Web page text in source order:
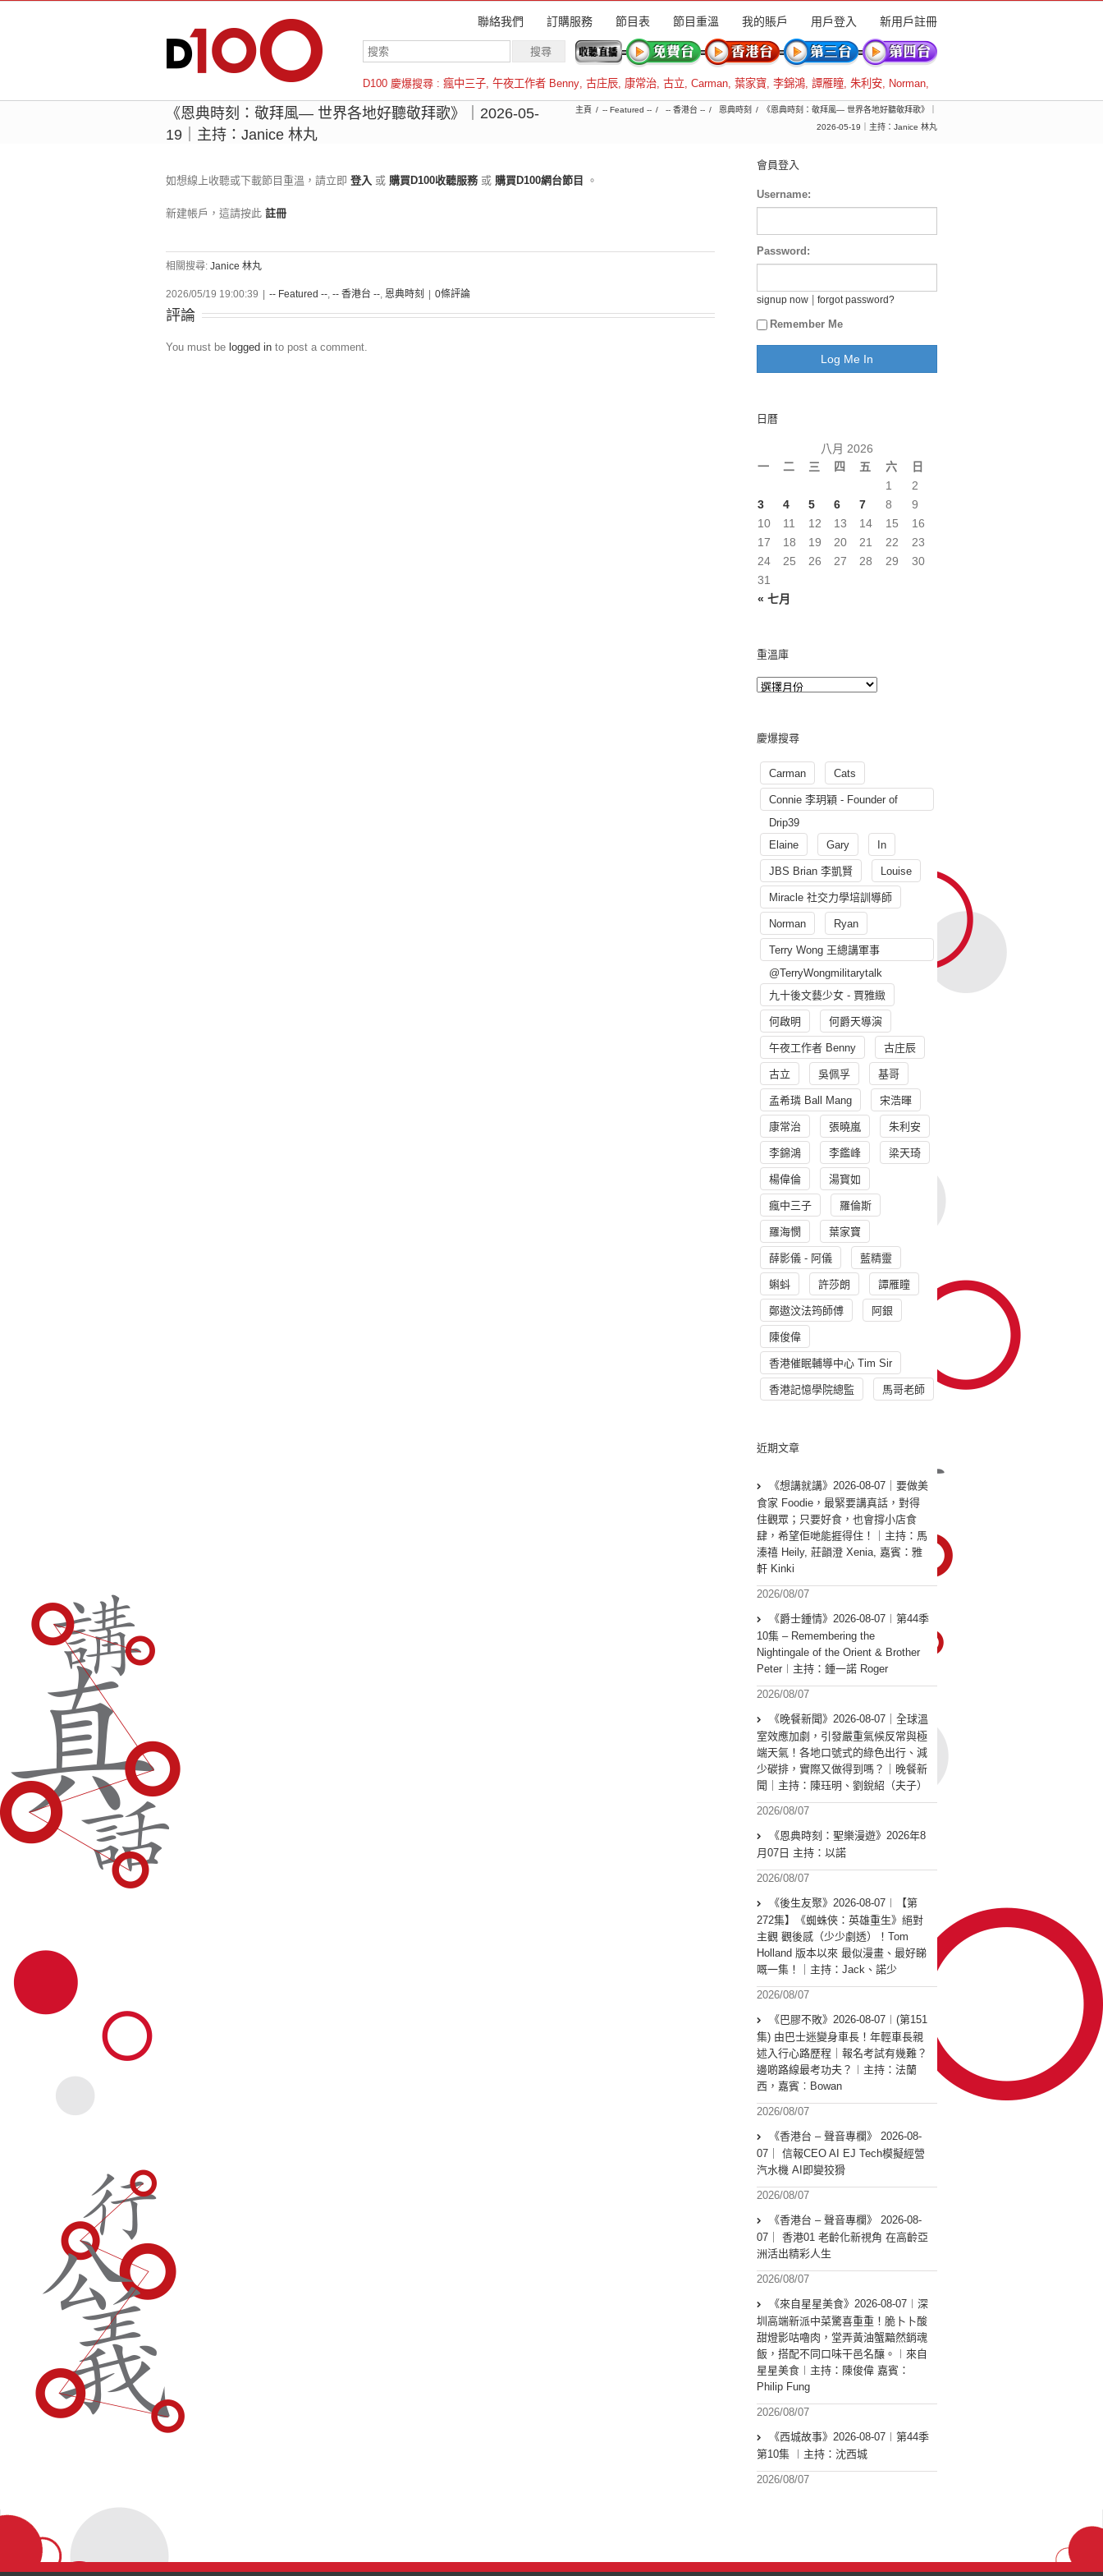
聯絡我們 訂購服務 節目表 節目重溫 我的賬戶 用戶登入 新用戶註冊
D100 慶爆搜尋 : 瘋中三子, 午夜工作者 Benny, 古庄辰, 康常治, 古立, Carman, 葉家寶, 李錦鴻, 譚雁瞳, 朱利安, Norman,
羅倫斯
《恩典時刻：敬拜風— 世界各地好聽敬拜歌》｜2026-05-
19｜主持：Janice 林丸
主頁 -- Featured -- -- 香港台 -- 恩典時刻
《恩典時刻：敬拜風— 世界各地好聽敬拜歌》｜
2026-05-19｜主持：Janice 林丸
如想線上收聽或下載節目重溫，請立即 登入 或 購買D100收聽服務 或 購買D100網台節目 。
新建帳戶，這請按此 註冊
相關搜尋: Janice 林丸
2026/05/19 19:00:39 -- Featured --, -- 香港台 --, 恩典時刻 0條評論
評論
You must be logged in to post a comment.
會員登入
Username:
Password:
signup now forgot password?
Remember Me
日曆
八月 2026
一
二 三 四 五 六 日
« 七月
1
2
3
4 5 6 7 8
9
10
11 12 13 14 15
16
17
18 19 20 21 22
23
24
25 26 27 28 29
30
31
重溫庫
慶爆搜尋
Carman Cats
Connie 李玥穎 - Founder of
Drip39
Elaine
Gary In
JBS Brian 李凱賢 Louise
Miracle 社交力學培訓導師
Norman Ryan
Terry Wong 王總講軍事
@TerryWongmilitarytalk
九十後文藝少女 - 賈雅緻
何啟明 何爵天導演
午夜工作者 Benny 古庄辰
古立 吳佩孚 基哥
孟希璘 Ball Mang 宋浩暉
康常治 張曉嵐 朱利安
李錦鴻 李鑑峰 梁天琦
楊偉倫 湯寳如
瘋中三子 羅倫斯
羅海憫 葉家寶
薛影儀 - 阿儀 藍精靈
蝌蚪 許莎朗 譚雁瞳
鄭遨汶法筠師傅 阿銀
陳俊偉
香港催眠輔導中心 Tim Sir
香港記憶學院總監 馬哥老師
近期文章
《想講就講》2026-08-07｜要做美
食家 Foodie，最緊要講真話，對得
住觀眾；只要好食，也會撐小店食
肆，希望佢哋能捱得住！｜主持：馬
溱禧 Heily, 莊韻澄 Xenia, 嘉賓：雅
軒 Kinki
2026/08/07
《爵士鍾情》2026-08-07︱第44季
10集 – Remembering the
Nightingale of the Orient & Brother
Peter︱主持：鍾一諾 Roger
2026/08/07
《晚餐新聞》2026-08-07｜全球溫
室效應加劇，引發嚴重氣候反常與極
端天氣！各地口號式的綠色出行、減
少碳排，實際又做得到嗎？｜晚餐新
聞｜主持：陳珏明、劉銳紹（夫子）
2026/08/07
《恩典時刻：聖樂漫遊》2026年8
月07日 主持：以諾
2026/08/07
《後生友聚》2026-08-07︱【第
272集】《蜘蛛俠：英雄重生》絕對
主觀 觀後感（少少劇透）！Tom
Holland 版本以來 最似漫畫、最好睇
嘅一集！｜主持：Jack、諾少
2026/08/07
《巴膠不敗》2026-08-07︱(第151
集) 由巴士迷變身車長！年輕車長親
述入行心路歷程｜報名考試有幾難？
邊啲路線最考功夫？︱主持：法蘭
西，嘉賓︰Bowan
2026/08/07
《香港台 – 聲音專欄》 2026-08-
07｜ 信報CEO AI EJ Tech模擬經營
汽水機 AI即變狡猾
2026/08/07
《香港台 – 聲音專欄》 2026-08-
07｜ 香港01 老齡化新視角 在高齡亞
洲活出精彩人生
2026/08/07
《來自星星美食》2026-08-07︱深
圳高端新派中菜驚喜重重！脆卜卜酸
甜燈影咕嚕肉，堂弄黃油蟹黯然銷魂
飯，搭配不同口味干邑名釀。︱來自
星星美食︱主持：陳俊偉 嘉賓：
Philip Fung
2026/08/07
《西城故事》2026-08-07︱第44季
第10集 ︱主持：沈西城
2026/08/07